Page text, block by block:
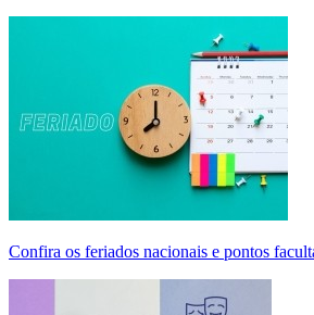
Confira os feriados nacionais e pontos